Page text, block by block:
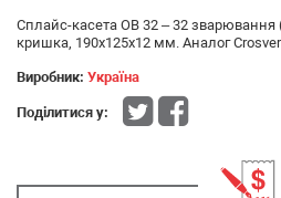
Сплайс-касета ОВ 32 – 32 зварювання
кришка, 190х125х12 мм. Аналог
Виробник: Україна
Поділитися у: